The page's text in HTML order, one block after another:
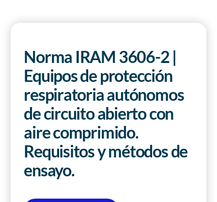
Norma IRAM 3606-2 |
Equipos de protección
respiratoria autónomos
de circuito abierto con
aire comprimido.
Requisitos y métodos de
ensayo.